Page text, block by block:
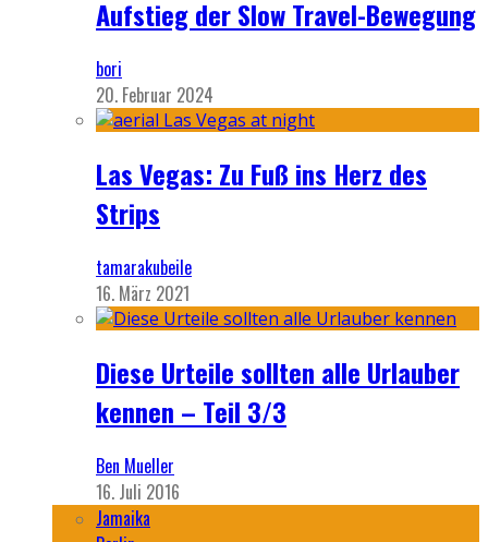
Aufstieg der Slow Travel-Bewegung
bori
20. Februar 2024
Las Vegas: Zu Fuß ins Herz des
Strips
tamarakubeile
16. März 2021
Diese Urteile sollten alle Urlauber
kennen – Teil 3/3
Ben Mueller
16. Juli 2016
Jamaika